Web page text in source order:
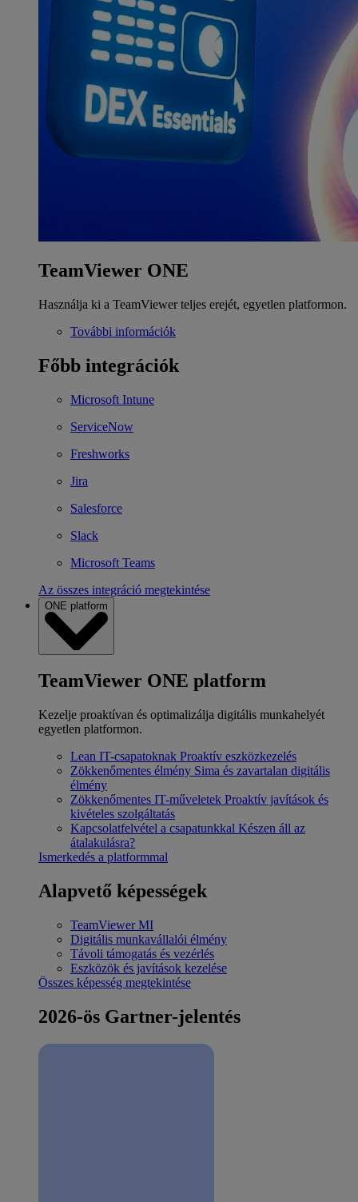
TeamViewer ONE
Használja ki a TeamViewer teljes erejét, egyetlen platformon.
További információk
Főbb integrációk
Microsoft Intune
ServiceNow
Freshworks
Jira
Salesforce
Slack
Microsoft Teams
Az összes integráció megtekintése
ONE platform
TeamViewer ONE platform
Kezelje proaktívan és optimalizálja digitális munkahelyét
egyetlen platformon.
Lean IT-csapatoknak Proaktív eszközkezelés
Zökkenőmentes élmény Sima és zavartalan digitális
élmény
Zökkenőmentes IT-műveletek Proaktív javítások és
kivételes szolgáltatás
Kapcsolatfelvétel a csapatunkkal Készen áll az
átalakulásra?
Ismerkedés a platformmal
Alapvető képességek
TeamViewer MI
Digitális munkavállalói élmény
Távoli támogatás és vezérlés
Eszközök és javítások kezelése
Összes képesség megtekintése
2026-ös Gartner-jelentés